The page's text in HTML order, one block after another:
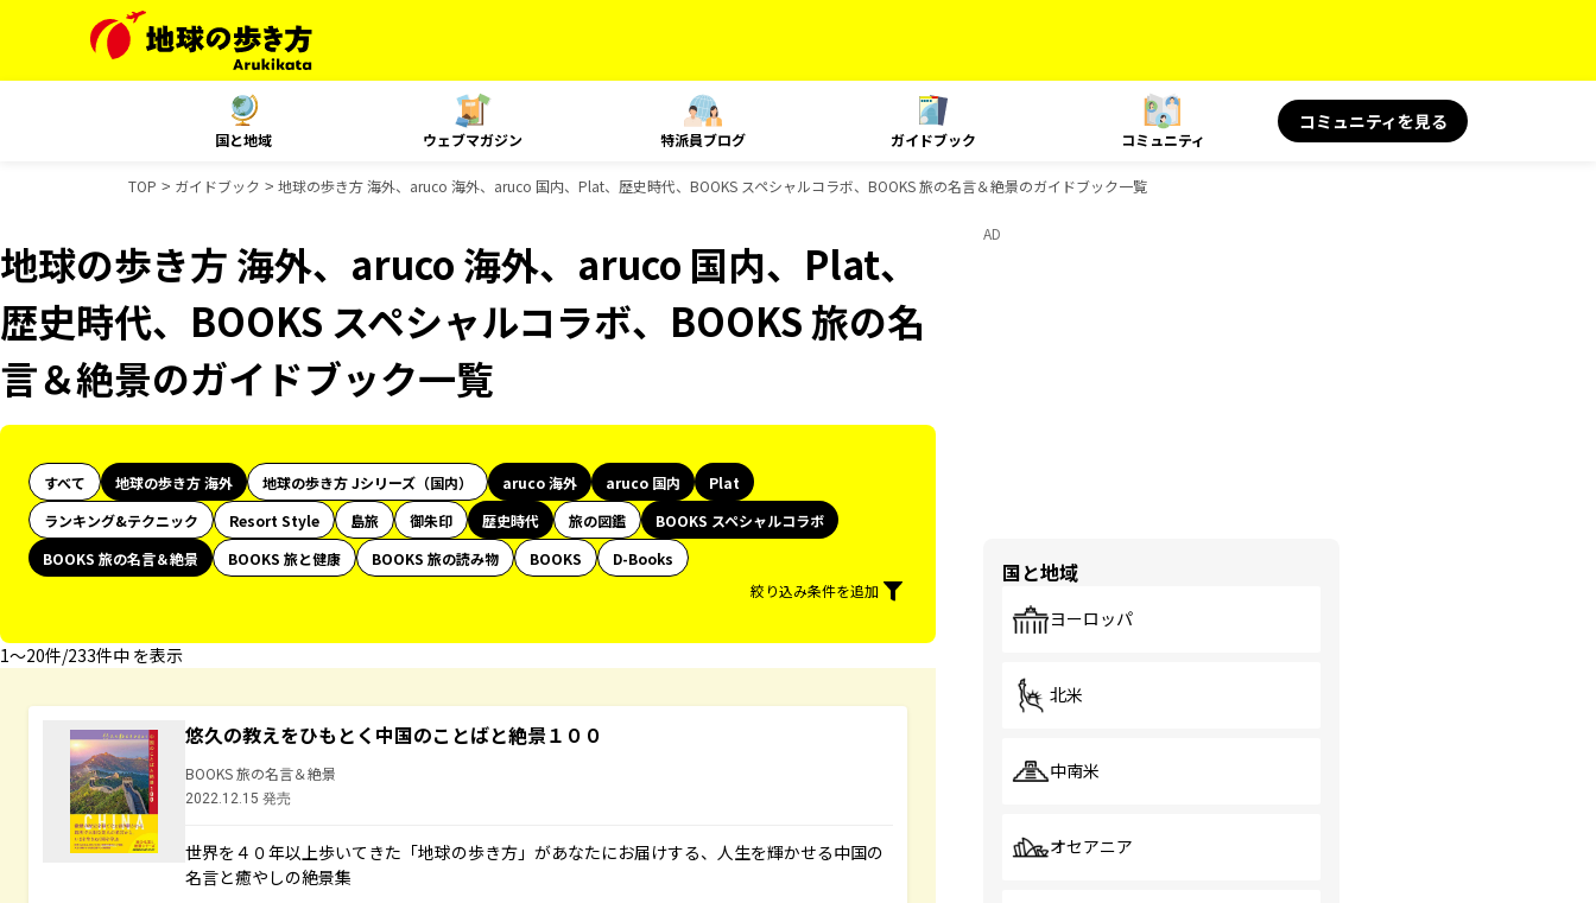
国と地域 ウェブマガジン 特派員ブログ ガイドブック コミュニティ
コミュニティを見る
TOP ガイドブック 地球の歩き方 海外、aruco 海外、aruco 国内、Plat、歴史時代、BOOKS スペシャルコラボ、BOOKS 旅の名言＆絶景のガイドブック一覧
地球の歩き方 海外、aruco 海外、aruco 国内、Plat、
歴史時代、BOOKS スペシャルコラボ、BOOKS 旅の名
言＆絶景のガイドブック一覧
すべて 地球の歩き方 海外 地球の歩き方 Jシリーズ（国内） aruco 海外 aruco 国内
Plat
ランキング&テクニック
Resort Style 島旅 御朱印 歴史時代 旅の図鑑
BOOKS スペシャルコラボ
BOOKS 旅の名言＆絶景
BOOKS 旅と健康 BOOKS 旅の読み物 BOOKS
D-Books
絞り込み条件を追加
1〜20件/233件中 を表示
悠久の教えをひもとく中国のことばと絶景１００
BOOKS 旅の名言＆絶景
2022.12.15 発売
世界を４０年以上歩いてきた「地球の歩き方」があなたにお届けする、人生を輝かせる中国の
名言と癒やしの絶景集
AD
国と地域
ヨーロッパ
北米
中南米
オセアニア